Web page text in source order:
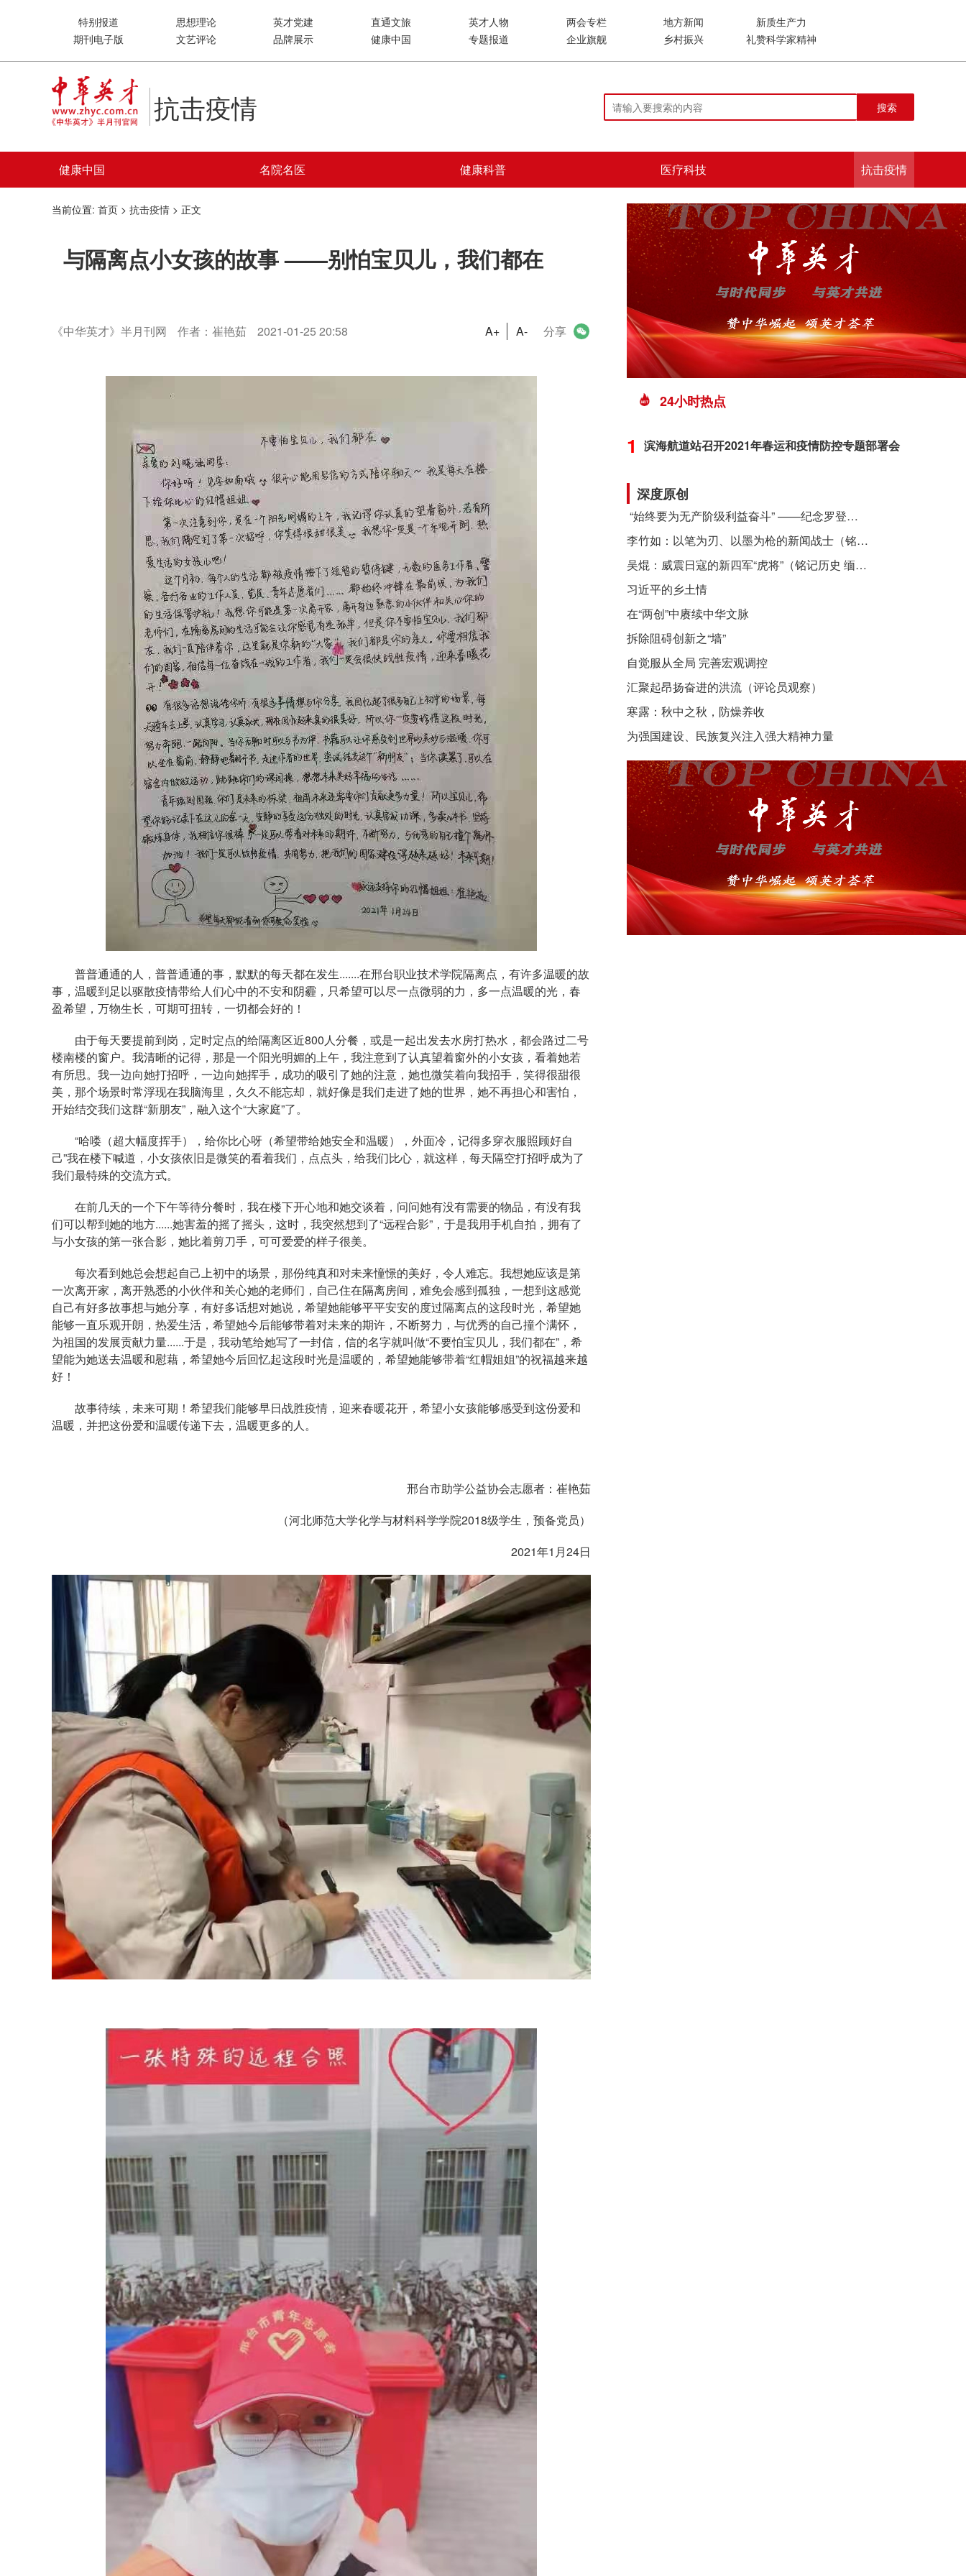
特别报道 思想理论 英才党建 直通文旅 英才人物 两会专栏 地方新闻
新质生产力
期刊电子版
文艺评论 品牌展示 健康中国 专题报道 企业旗舰 乡村振兴 礼赞科学家精神
抗击疫情 搜索
健康中国 名院名医 健康科普 医疗科技 抗击疫情
当前位置: 首页 > 抗击疫情 > 正文
与隔离点小女孩的故事 ——别怕宝贝儿，我们都在
《中华英才》半月刊网 作者：崔艳茹 2021-01-25 20:58 A+ A- 分享
普普通通的人，普普通通的事，默默的每天都在发生.......在邢台职业技术学院隔离点，有许多温暖的故
事，温暖到足以驱散疫情带给人们心中的不安和阴霾，只希望可以尽一点微弱的力，多一点温暖的光，春
盈希望，万物生长，可期可扭转，一切都会好的！
由于每天要提前到岗，定时定点的给隔离区近800人分餐，或是一起出发去水房打热水，都会路过二号
楼南楼的窗户。我清晰的记得，那是一个阳光明媚的上午，我注意到了认真望着窗外的小女孩，看着她若
有所思。我一边向她打招呼，一边向她挥手，成功的吸引了她的注意，她也微笑着向我招手，笑得很甜很
美，那个场景时常浮现在我脑海里，久久不能忘却，就好像是我们走进了她的世界，她不再担心和害怕，
开始结交我们这群“新朋友”，融入这个“大家庭”了。
“哈喽（超大幅度挥手），给你比心呀（希望带给她安全和温暖），外面冷，记得多穿衣服照顾好自
己”我在楼下喊道，小女孩依旧是微笑的看着我们，点点头，给我们比心，就这样，每天隔空打招呼成为了
我们最特殊的交流方式。
在前几天的一个下午等待分餐时，我在楼下开心地和她交谈着，问问她有没有需要的物品，有没有我
们可以帮到她的地方......她害羞的摇了摇头，这时，我突然想到了“远程合影”，于是我用手机自拍，拥有了
与小女孩的第一张合影，她比着剪刀手，可可爱爱的样子很美。
每次看到她总会想起自己上初中的场景，那份纯真和对未来憧憬的美好，令人难忘。我想她应该是第
一次离开家，离开熟悉的小伙伴和关心她的老师们，自己住在隔离房间，难免会感到孤独，一想到这感觉
自己有好多故事想与她分享，有好多话想对她说，希望她能够平平安安的度过隔离点的这段时光，希望她
能够一直乐观开朗，热爱生活，希望她今后能够带着对未来的期许，不断努力，与优秀的自己撞个满怀，
为祖国的发展贡献力量......于是，我动笔给她写了一封信，信的名字就叫做“不要怕宝贝儿，我们都在”，希
望能为她送去温暖和慰藉，希望她今后回忆起这段时光是温暖的，希望她能够带着“红帽姐姐”的祝福越来越
好！
故事待续，未来可期！希望我们能够早日战胜疫情，迎来春暖花开，希望小女孩能够感受到这份爱和
温暖，并把这份爱和温暖传递下去，温暖更多的人。
邢台市助学公益协会志愿者：崔艳茹
（河北师范大学化学与材料科学学院2018级学生，预备党员）
2021年1 月24日
24小时热点
1 滨海航道站召开2021年春运和疫情防控专题部署会
深度原创
​ “始终要为无产阶级利益奋斗” ——纪念罗登贤同志诞辰120周年
李竹如：以笔为刃、以墨为枪的新闻战士（铭记历史 缅怀先烈·抗日英雄）
吴焜：威震日寇的新四军“虎将”（铭记历史 缅怀先烈·抗日英雄）
习近平的乡土情
在“两创”中赓续中华文脉
拆除阻碍创新之“墙”
自觉服从全局 完善宏观调控
汇聚起昂扬奋进的洪流（评论员观察）
寒露：秋中之秋，防燥养收
为强国建设、民族复兴注入强大精神力量